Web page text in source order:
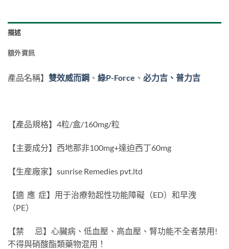
描述
額外資訊
產品名稱】 雙效威而鋼 、 綠P-Force 、 必力吉、普力吉
【產品規格】4粒/盒/160mg/粒
【主要成分】西地那非100mg+達迫西丁60mg
【生産廠家】sunrise Remedies pvt.ltd
【適 應 症】用于治療勃起性功能障礙（ED）和早洩
（PE）
【禁 忌】心臟病、低血壓、高血壓、腎功能不全者禁用!
不得與硝酸酯類藥物混用！